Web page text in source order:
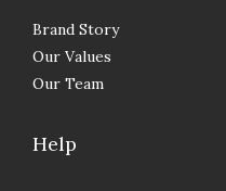
Brand Story
Our Values
Our Team
Help